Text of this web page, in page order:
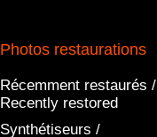
Photos restaurations
Récemment restaurés /
Recently restored
Synthétiseurs /